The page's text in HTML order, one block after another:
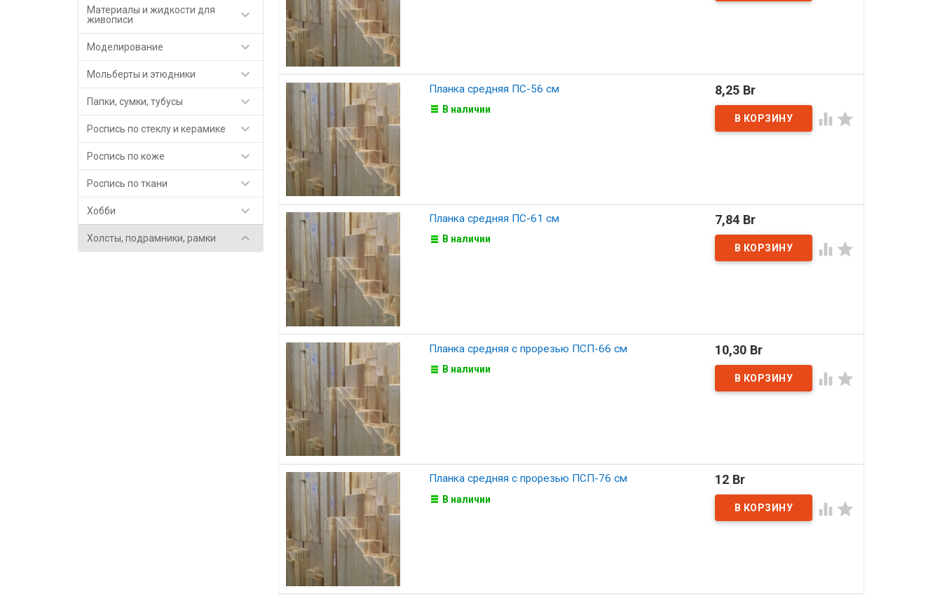
Материалы и жидкости для
живописи

Моделирование 
Мольберты и этюдники 
Папки, сумки, тубусы 
Роспись по стеклу и керамике 
Роспись по коже 
Роспись по ткани 
Хобби 
Холсты, подрамники, рамки 
Планка средняя ПС-56 см
В наличии
8,25 Br
 
Планка средняя ПС-61 см
В наличии
7,84 Br
 
Планка средняя с прорезью ПСП-66 см
В наличии
10,30 Br
 
Планка средняя с прорезью ПСП-76 см
В наличии
12 Br
 